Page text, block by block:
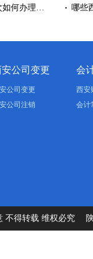
如何办理…
哪些
安公司变更
公司变更
公司注销
会
西安
会计
不得转载 维权必究